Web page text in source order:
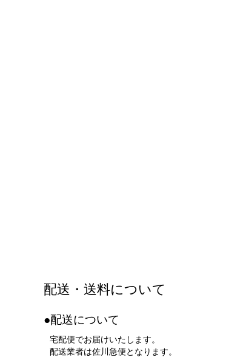
配送・送料について
●配送について
宅配便でお届けいたします。
配送業者は佐川急便となります。